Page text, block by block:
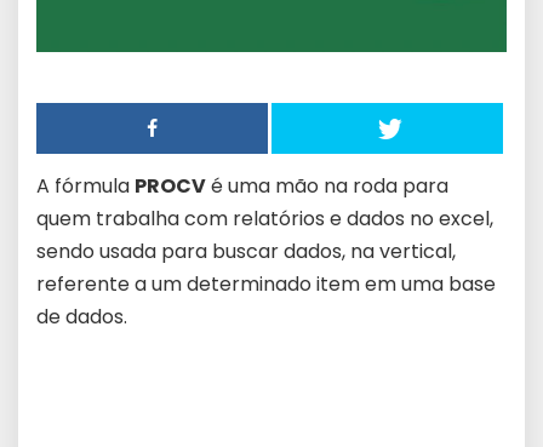
A fórmula PROCVé uma mão na roda para
quem trabalha com relatórios e dados no excel,
sendo usada para buscar dados, na vertical,
referente a um determinado item em uma base
de dados.